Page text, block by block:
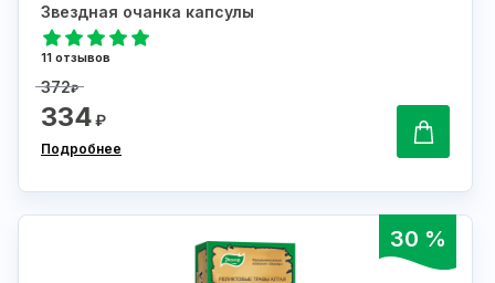
Звездная очанка капсулы
11 отзывов
372₽
334₽
Подробнее
30 %